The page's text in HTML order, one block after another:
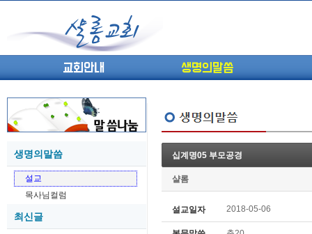
교회안내 생명의말씀
생명의말씀
설교
목사님컬럼
최신글
05-26 (고린도전서12) 고전7:23-40 ...
05-20 (고린도전서10) 고전6:1~11 ...
십계명05 부모공경
샬롬
설교일자 2018-05-06